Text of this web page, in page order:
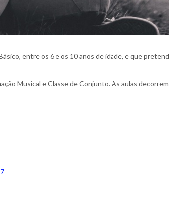
entre os 6 e os 10 anos de idade, e que
Musical e Classe de Conjunto. As aulas